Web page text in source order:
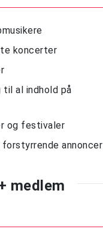
koncerter
til al indhold på
og festivaler
annoncer
medlem